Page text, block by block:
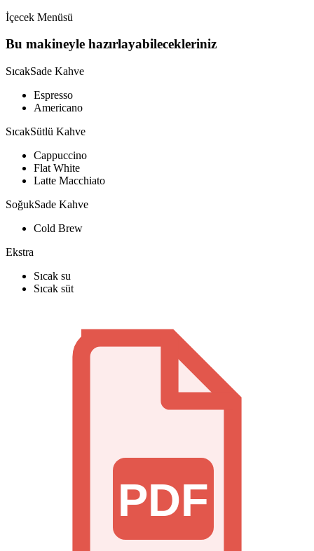
İçecek Menüsü
Bu makineyle hazırlayabilecekleriniz
SıcakSade Kahve
Espresso
Americano
SıcakSütlü Kahve
Cappuccino
Flat White
Latte Macchiato
SoğukSade Kahve
Cold Brew
Ekstra
Sıcak su
Sıcak süt
PDF